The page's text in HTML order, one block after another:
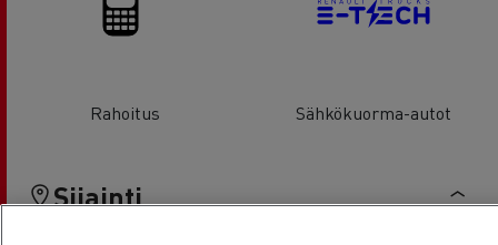
Rahoitus Sähkökuorma-autot
Sijainti